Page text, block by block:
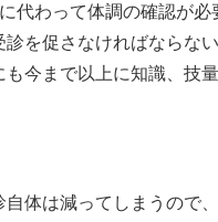
代わって体調の確認が必
診を促さなければならな
も今まで以上に知識、技
自体は減ってしまうので